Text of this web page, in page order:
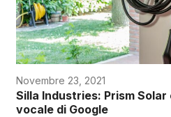
Novembre 23, 2021
Silla Industries: Prism
vocale di Google